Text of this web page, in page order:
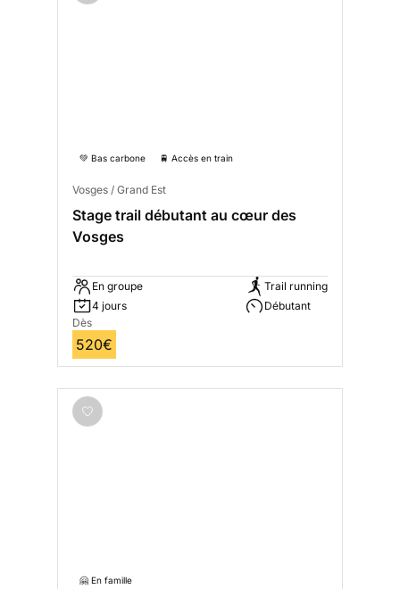
💚 Bas carbone 🚆 Accès en train
Vosges / Grand Est
Stage trail débutant au cœur des
Vosges
En groupe
4 jours
Trail running
Débutant
Dès
520€
🤗 En famille